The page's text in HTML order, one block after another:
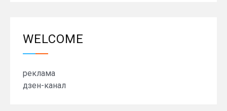
WELCOME
реклама
дзен-канал